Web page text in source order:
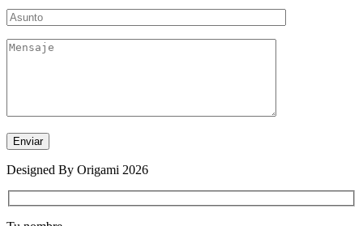
Designed By Origami 2026